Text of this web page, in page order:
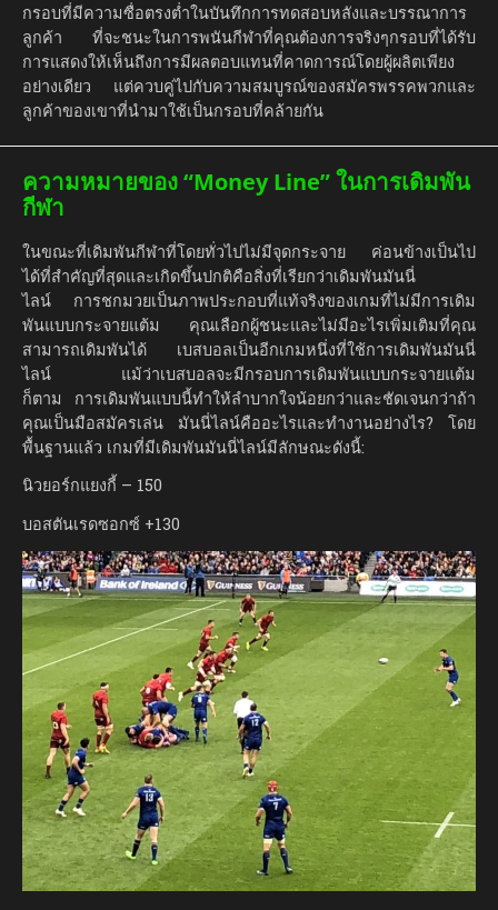
กรอบที่มีความซื่อตรงต่ำในบันทึกการทดสอบหลังและบรรณาการ
ลูกค้า ที่จะชนะในการพนันกีฬาที่คุณต้องการจริงๆกรอบที่ได้รับ
การแสดงให้เห็นถึงการมีผลตอบแทนที่คาดการณ์โดยผู้ผลิตเพียง
อย่างเดียว แต่ควบคู่ไปกับความสมบูรณ์ของสมัครพรรคพวกและ
ลูกค้าของเขาที่นำมาใช้เป็นกรอบที่คล้ายกัน
ความหมายของ “Money Line” ในการเดิมพัน
กีฬา
ในขณะที่เดิมพันกีฬาที่โดยทั่วไปไม่มีจุดกระจาย ค่อนข้างเป็นไป
ได้ที่สำคัญที่สุดและเกิดขึ้นปกติคือสิ่งที่เรียกว่าเดิมพันมันนี่
ไลน์ การชกมวยเป็นภาพประกอบที่แท้จริงของเกมที่ไม่มีการเดิม
พันแบบกระจายแต้ม คุณเลือกผู้ชนะและไม่มีอะไรเพิ่มเติมที่คุณ
สามารถเดิมพันได้ เบสบอลเป็นอีกเกมหนึ่งที่ใช้การเดิมพันมันนี่
ไลน์ แม้ว่าเบสบอลจะมีกรอบการเดิมพันแบบกระจายแต้ม
ก็ตาม การเดิมพันแบบนี้ทำให้ลำบากใจน้อยกว่าและชัดเจนกว่าถ้า
คุณเป็นมือสมัครเล่น มันนี่ไลน์คืออะไรและทำงานอย่างไร? โดย
พื้นฐานแล้ว เกมที่มีเดิมพันมันนี่ไลน์มีลักษณะดังนี้:
นิวยอร์กแยงกี้ – 150
บอสตันเรดซอกซ์ +130